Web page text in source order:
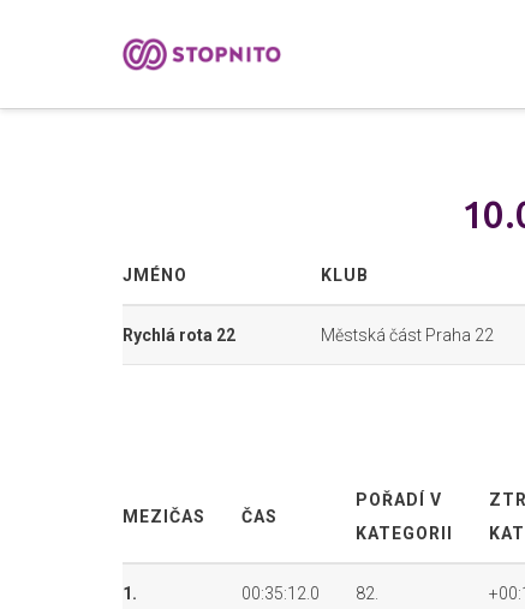
JMÉNO KLUB
Rychlá rota 22 Městská část Praha 22
MEZIČAS ČAS
POŘADÍ V
KATEGORII
1. 00:35:12.0 82.